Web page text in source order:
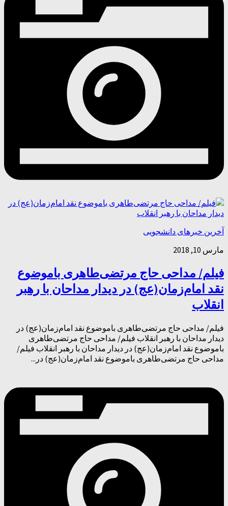
آخرین خبرهای دانشجویی
مارس 10, 2018
فیلم/ مداحی حاج مرتضی‌طاهری باموضوع
نقد امام‌زمان(عج) در دیدار مداحان با رهبر
انقلاب
فیلم/ مداحی حاج مرتضی‌طاهری باموضوع نقد امام‌زمان(عج) در
دیدار مداحان با رهبر انقلاب فیلم/ مداحی حاج مرتضی‌طاهری
باموضوع نقد امام‌زمان(عج) در دیدار مداحان با رهبر انقلاب فیلم/
مداحی حاج مرتضی‌طاهری باموضوع نقد امام‌زمان(عج) در...